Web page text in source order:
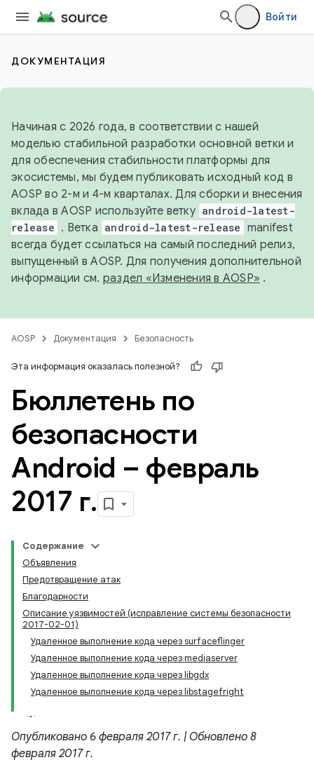
Войти
ДОКУМЕНТАЦИЯ
Начиная с 2026 года, в соответствии с нашей
моделью стабильной разработки основной ветки и
для обеспечения стабильности платформы для
экосистемы, мы будем публиковать исходный код в
AOSP во 2-м и 4-м кварталах. Для сборки и внесения
вклада в AOSP используйте ветку android-latest-
release . Ветка android-latest-release manifest
всегда будет ссылаться на самый последний релиз,
выпущенный в AOSP. Для получения дополнительной
информации см. раздел «Изменения в AOSP» .
AOSP Документация Безопасность
Эта информация оказалась полезной?
Бюллетень по
безопасности
Android – февраль
2017 г.
Содержание
Объявления
Предотвращение атак
Благодарности
Описание уязвимостей (исправление системы безопасности
2017-02-01)
Удаленное выполнение кода через surfaceflinger
Удаленное выполнение кода через mediaserver
Удаленное выполнение кода через libgdx
Удаленное выполнение кода через libstagefright
Опубликовано 6 февраля 2017 г. | Обновлено 8
февраля 2017 г.